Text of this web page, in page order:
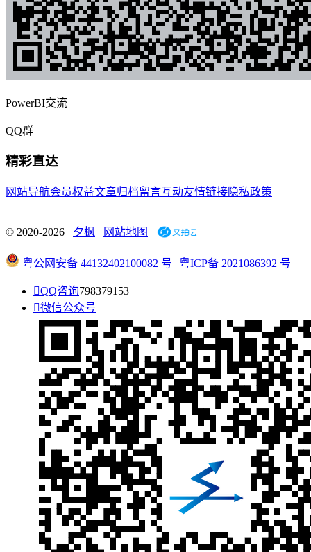
PowerBI交流
QQ群
精彩直达
网站导航会员权益文章归档留言互动友情链接隐私政策
© 2020-2026 夕枫 网站地图
粤公网安备 44132402100082 号 粤ICP备 2021086392 号
QQ咨询798379153
微信公众号